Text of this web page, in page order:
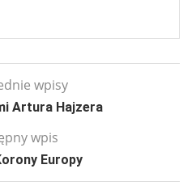
wpisy
Artura Hajzera
wpis
Europy